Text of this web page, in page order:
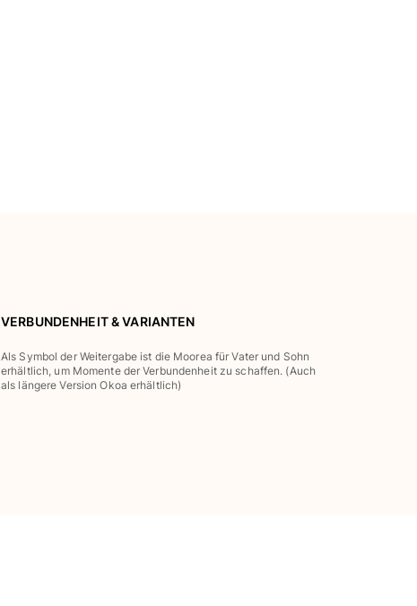
VERBUNDENHEIT & VARIANTEN
Als Symbol der Weitergabe ist die Moorea für Vater und Sohn
erhältlich, um Momente der Verbundenheit zu schaffen. (Auch
als längere Version Okoa erhältlich)